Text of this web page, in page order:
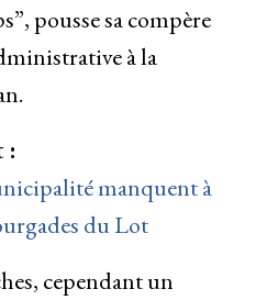
pousse sa compère
à la
:
manquent à
du Lot
cependant un